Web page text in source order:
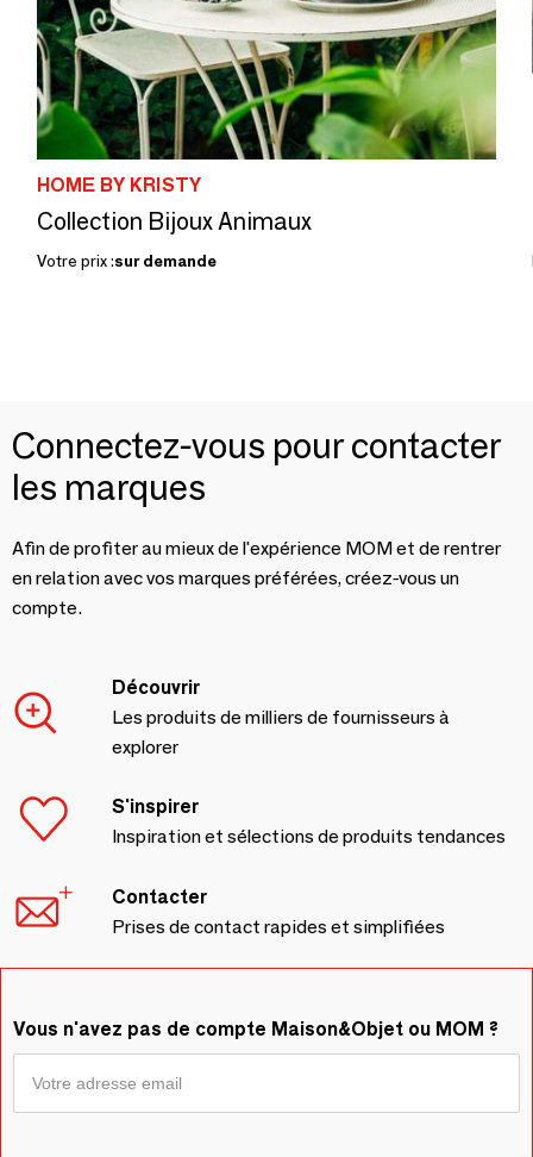
HOME BY KRISTY
Collection Bijoux Animaux
Votre prix :sur demande
Connectez-vous pour contacter
les marques
Afin de profiter au mieux de l'expérience MOM et de rentrer
en relation avec vos marques préférées, créez-vous un
compte.
Découvrir
Les produits de milliers de fournisseurs à
explorer
S'inspirer
Inspiration et sélections de produits tendances
Contacter
Prises de contact rapides et simplifiées
Vous n'avez pas de compte Maison&Objet ou MOM ?